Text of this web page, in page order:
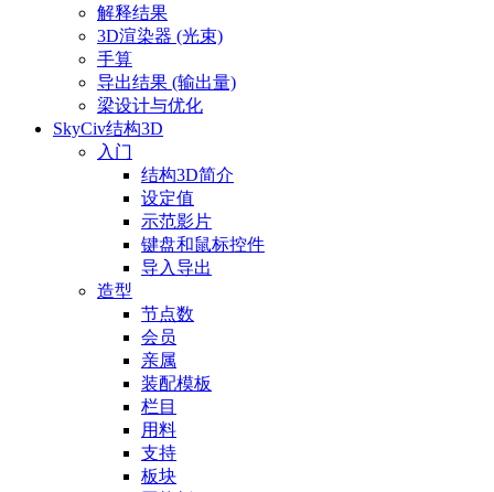
解释结果
3D渲染器 (光束)
手算
导出结果 (输出量)
梁设计与优化
SkyCiv结构3D
入门
结构3D简介
设定值
示范影片
键盘和鼠标控件
导入导出
造型
节点数
会员
亲属
装配模板
栏目
用料
支持
板块